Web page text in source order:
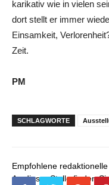
karikativ wie in vielen
dort stellt er immer
Einsamkeit,
Zeit.
PM
SCHLAGWORTE
Empfohlene
An dieser Stelle finden